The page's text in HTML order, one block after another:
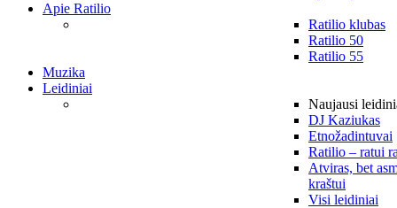
Apie Ratilio
Ratilio klubas
Ratilio 50
Ratilio 55
Muzika
Leidiniai
Naujausi
DJ Kaziukas
Etnožadintuvai
Ratilio – ratui
Atviras, bet
kraštui
Visi leidiniai